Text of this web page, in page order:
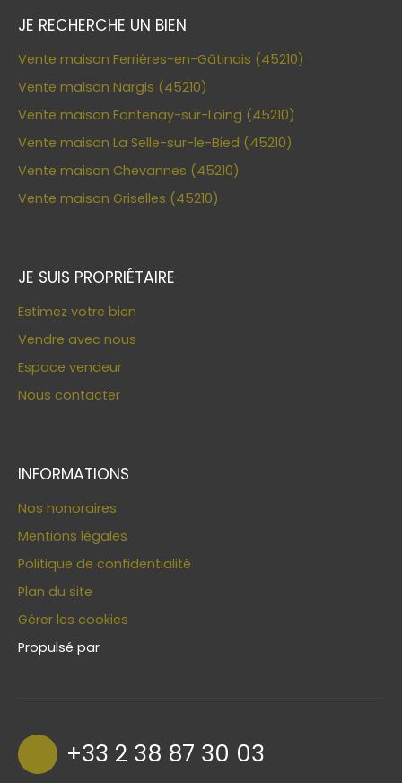
JE RECHERCHE UN BIEN
Vente maison Ferrières-en-Gâtinais (45210)
Vente maison Nargis (45210)
Vente maison Fontenay-sur-Loing (45210)
Vente maison La Selle-sur-le-Bied (45210)
Vente maison Chevannes (45210)
Vente maison Griselles (45210)
JE SUIS PROPRIÉTAIRE
Estimez votre bien
Vendre avec nous
Espace vendeur
Nous contacter
INFORMATIONS
Nos honoraires
Mentions légales
Politique de confidentialité
Plan du site
Gérer les cookies
Propulsé par
+33 2 38 87 30 03